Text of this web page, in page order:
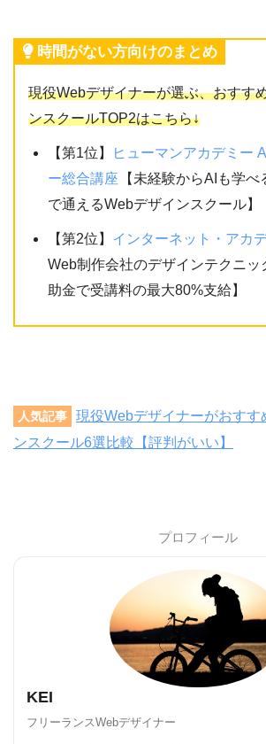
時間がない方向けのまとめ
現役Webデザイナーが選ぶ、おすす
ンスクールTOP2はこちら↓
【第1位】
ヒューマンアカデミー
ー総合講座
【未経験からAIも学
で通えるWebデザインスクール】
【第2位】 インターネット・アカ
Web制作会社のデザインテクニッ
助金で受講料の最大80%支給】
人気記事
現役Webデザイナーがおすす
ンスクール6選比較【評判がいい】
プロフィール
KEI
フリーランスWebデザイナー